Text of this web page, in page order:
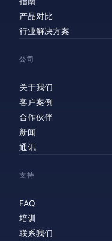
产品对比
行业解决方案
公司
关于我们
客户案例
合作伙伴
新闻
通讯
支持
FAQ
培训
联系我们